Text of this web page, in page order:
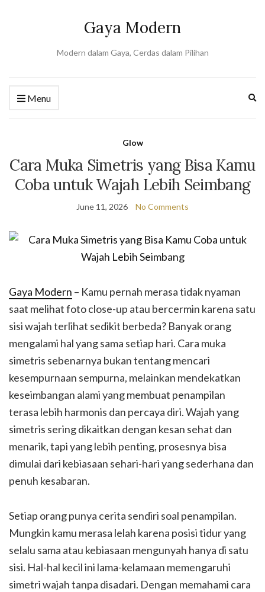
Gaya Modern
Modern dalam Gaya, Cerdas dalam Pilihan
Menu
Glow
Cara Muka Simetris yang Bisa Kamu
Coba untuk Wajah Lebih Seimbang
June 11, 2026 No Comments
Gaya Modern – Kamu pernah merasa tidak nyaman
saat melihat foto close-up atau bercermin karena satu
sisi wajah terlihat sedikit berbeda? Banyak orang
mengalami hal yang sama setiap hari. Cara muka
simetris sebenarnya bukan tentang mencari
kesempurnaan sempurna, melainkan mendekatkan
keseimbangan alami yang membuat penampilan
terasa lebih harmonis dan percaya diri. Wajah yang
simetris sering dikaitkan dengan kesan sehat dan
menarik, tapi yang lebih penting, prosesnya bisa
dimulai dari kebiasaan sehari-hari yang sederhana dan
penuh kesabaran.
Setiap orang punya cerita sendiri soal penampilan.
Mungkin kamu merasa lelah karena posisi tidur yang
selalu sama atau kebiasaan mengunyah hanya di satu
sisi. Hal-hal kecil ini lama-kelamaan memengaruhi
simetri wajah tanpa disadari. Dengan memahami cara